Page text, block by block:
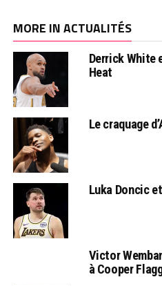
MORE IN ACTUALITÉS
Derrick White
Heat
Le craquage
Luka Doncic
Victor
à Cooper